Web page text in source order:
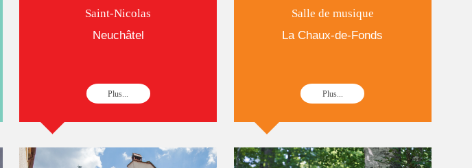
Saint-Nicolas
Neuchâtel
Plus...
Salle de musique
La Chaux-de-Fonds
Plus...